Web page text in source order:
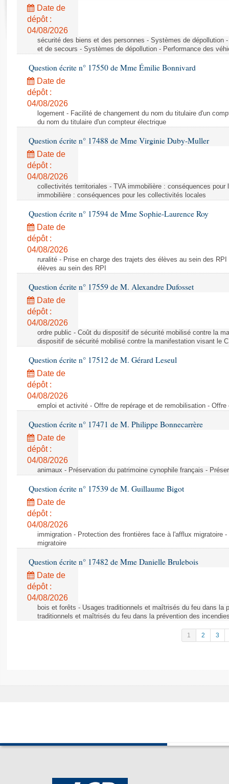
Rapports législatifs
Rapports sur l'application des lois
Baromètre de l’application des lois
Dossiers législatifs
Budget et sécurité sociale
Questions écrites et orales
Comptes rendus des débats
Date de
dépôt :
04/08/2026
sécurité des biens et des personnes - Systèmes de dépollution
et de secours - Systèmes de dépollution - Performance des
Question écrite n° 17550 de Mme Émilie Bonnivard
Date de
dépôt :
04/08/2026
logement - Facilité de changement du nom du titulaire d'un
du nom du titulaire d'un compteur électrique
Question écrite n° 17488 de Mme Virginie Duby-Muller
Date de
dépôt :
04/08/2026
collectivités territoriales - TVA immobilière : conséquences
immobilière : conséquences pour les collectivités locales
Question écrite n° 17594 de Mme Sophie-Laurence Roy
Date de
dépôt :
04/08/2026
ruralité - Prise en charge des trajets des élèves au sein des
élèves au sein des RPI
Question écrite n° 17559 de M. Alexandre Dufosset
Date de
dépôt :
04/08/2026
ordre public - Coût du dispositif de sécurité mobilisé contre la
dispositif de sécurité mobilisé contre la manifestation visant le
Question écrite n° 17512 de M. Gérard Leseul
Date de
dépôt :
04/08/2026
emploi et activité - Offre de repérage et de remobilisation -
Question écrite n° 17471 de M. Philippe Bonnecarrère
Date de
dépôt :
04/08/2026
animaux - Préservation du patrimoine cynophile français -
Question écrite n° 17539 de M. Guillaume Bigot
Date de
dépôt :
04/08/2026
immigration - Protection des frontières face à l'afflux migratoire
migratoire
Question écrite n° 17482 de Mme Danielle Brulebois
Date de
dépôt :
04/08/2026
bois et forêts - Usages traditionnels et maîtrisés du feu dans la
traditionnels et maîtrisés du feu dans la prévention des
1 2 3